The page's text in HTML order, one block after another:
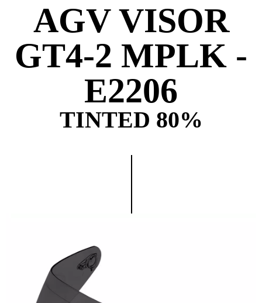
AGV VISOR
GT4-2 MPLK -
E2206
TINTED 80%